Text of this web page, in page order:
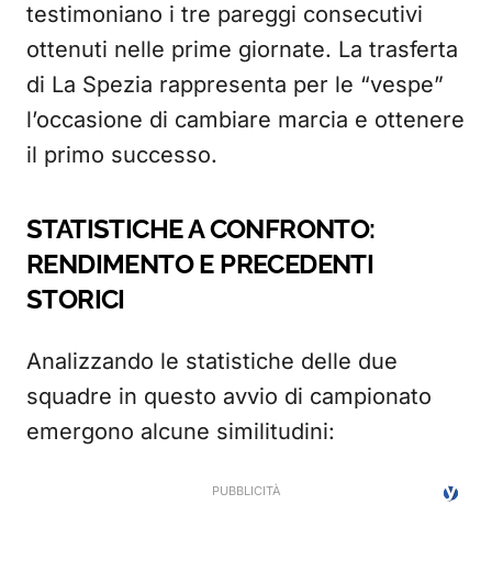
testimoniano i tre pareggi consecutivi
ottenuti nelle prime giornate. La trasferta
di La Spezia rappresenta per le “vespe”
l’occasione di cambiare marcia e ottenere
il primo successo.
STATISTICHE A CONFRONTO:
RENDIMENTO E PRECEDENTI
STORICI
Analizzando le statistiche delle due
squadre in questo avvio di campionato
emergono alcune similitudini: